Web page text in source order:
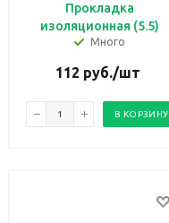
Прокладка
изоляционная (5.5)
Много
112 руб./шт
В КОРЗИНУ